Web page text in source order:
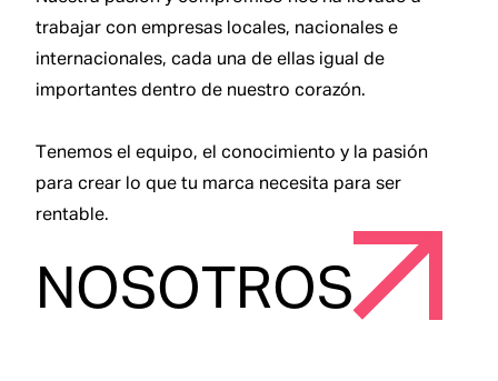
NOSOTROS
trabajar con empresas locales, nacionales e
internacionales, cada una de ellas igual de
importantes dentro de nuestro corazón.
Tenemos el equipo, el conocimiento y la pasión
para crear lo que tu marca necesita para ser
rentable.